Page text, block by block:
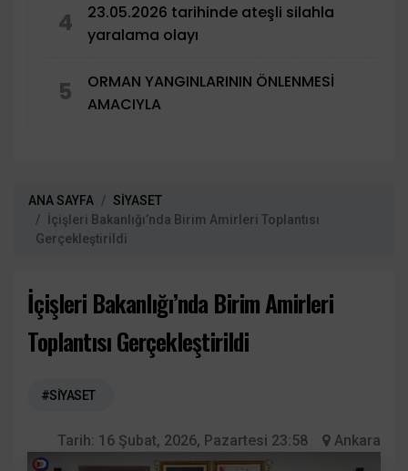
4
23.05.2026 tarihinde ateşli silahla
yaralama olayı
5
ORMAN YANGINLARININ ÖNLENMESİ
AMACIYLA
ANA SAYFA
SİYASET
İçişleri Bakanlığı’nda Birim Amirleri Toplantısı
Gerçekleştirildi
İçişleri Bakanlığı’nda Birim Amirleri
Toplantısı Gerçekleştirildi
#SİYASET
Tarih: 16 Şubat, 2026, Pazartesi 23:58 Ankara